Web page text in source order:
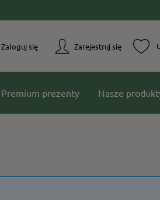
Zarejestruj się
Zaloguj się
Premium prezenty Nasze